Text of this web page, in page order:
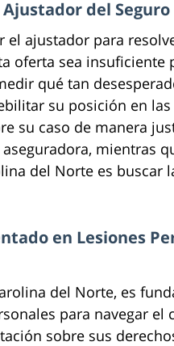
del Seguro
ajustador para
oferta sea insuficiente
qué tan
su posición en
su caso de manera
mientras
del Norte es buscar
en Lesiones
del Norte, es
para navegar el
sobre sus